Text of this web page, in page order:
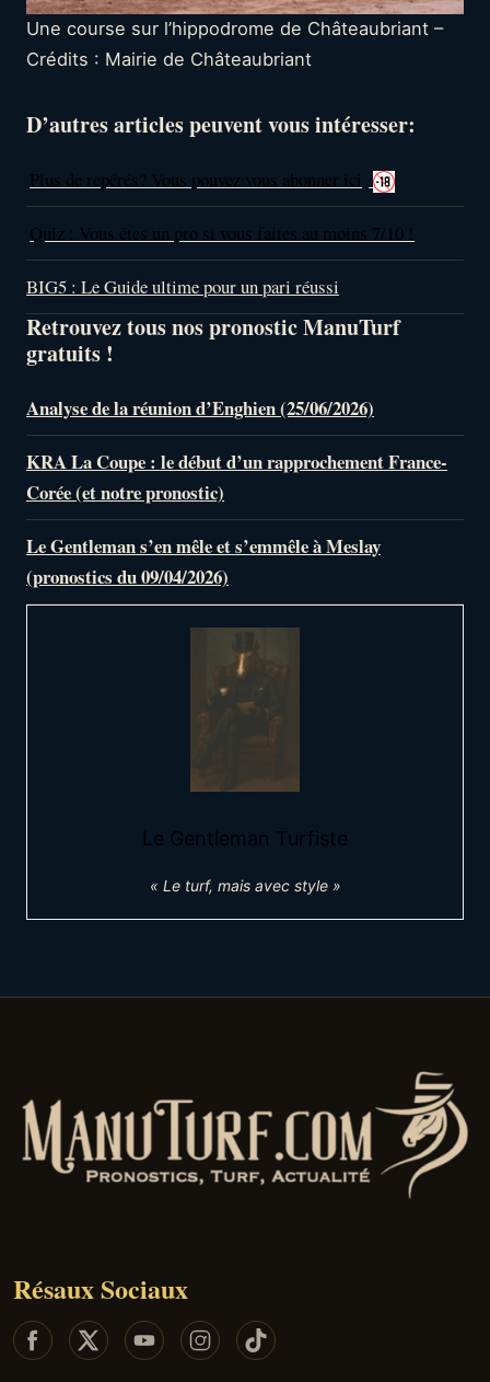
Une course sur l’hippodrome de Châteaubriant –
Crédits : Mairie de Châteaubriant
D’autres articles peuvent vous intéresser:
Plus de repérés? Vous pouvez vous abonner ici
Quiz : Vous êtes un pro si vous faites au moins 7/10 !
BIG5 : Le Guide ultime pour un pari réussi
Retrouvez tous nos pronostic ManuTurf
gratuits !
Analyse de la réunion d’Enghien (25/06/2026)
KRA La Coupe : le début d’un rapprochement France-
Corée (et notre pronostic)
Le Gentleman s’en mêle et s’emmêle à Meslay
(pronostics du 09/04/2026)
Le Gentleman Turfiste
« Le turf, mais avec style »
Résaux Sociaux